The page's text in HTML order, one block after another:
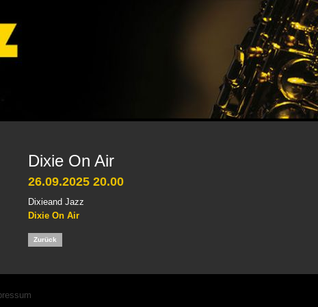
Dixie On Air
26.09.2025 20.00
Dixieand Jazz
Dixie On Air
Zurück